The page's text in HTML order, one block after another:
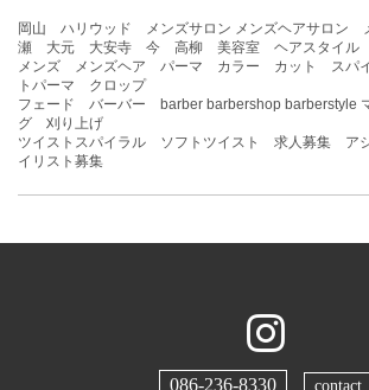
岡山 ハリウッド メンズサロン メンズヘアサロン
瀬 大元 大安寺 今 高柳 美容室 ヘアスタイル
メンズ メンズヘア パーマ カラー カット スパ
トパーマ クロップ
フェード バーバー barber barbershop barberstyle
グ 刈り上げ
ツイストスパイラル ソフトツイスト 求人募集 ア
イリスト募集
086-236-8330 contact